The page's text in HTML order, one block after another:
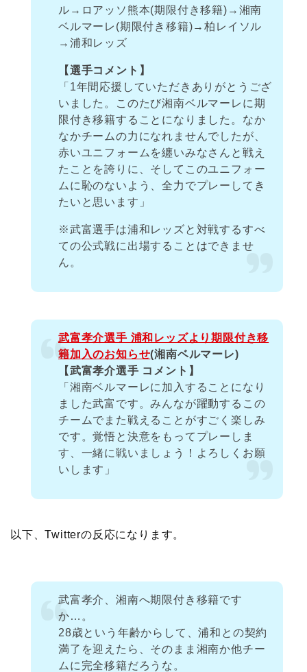
ル→ロアッソ熊本(期限付き移籍)→湘南
ベルマーレ(期限付き移籍)→柏レイソル
→浦和レッズ
【選手コメント】
「1年間応援していただきありがとうござ
いました。このたび湘南ベルマーレに期
限付き移籍することになりました。なか
なかチームの力になれませんでしたが、
赤いユニフォームを纏いみなさんと戦え
たことを誇りに、そしてこのユニフォー
ムに恥のないよう、全力でプレーしてき
たいと思います」
※武富選手は浦和レッズと対戦するすべ
ての公式戦に出場することはできませ
ん。
武富孝介選手 浦和レッズより期限付き移
籍加入のお知らせ(湘南ベルマーレ)
【武富孝介選手 コメント】
「湘南ベルマーレに加入することになり
ました武富です。みんなが躍動するこの
チームでまた戦えることがすごく楽しみ
です。覚悟と決意をもってプレーしま
す、一緒に戦いましょう！よろしくお願
いします」
以下、Twitterの反応になります。
武富孝介、湘南へ期限付き移籍です
か…。
28歳という年齢からして、浦和との契約
満了を迎えたら、そのまま湘南か他チー
ムに完全移籍だろうな。